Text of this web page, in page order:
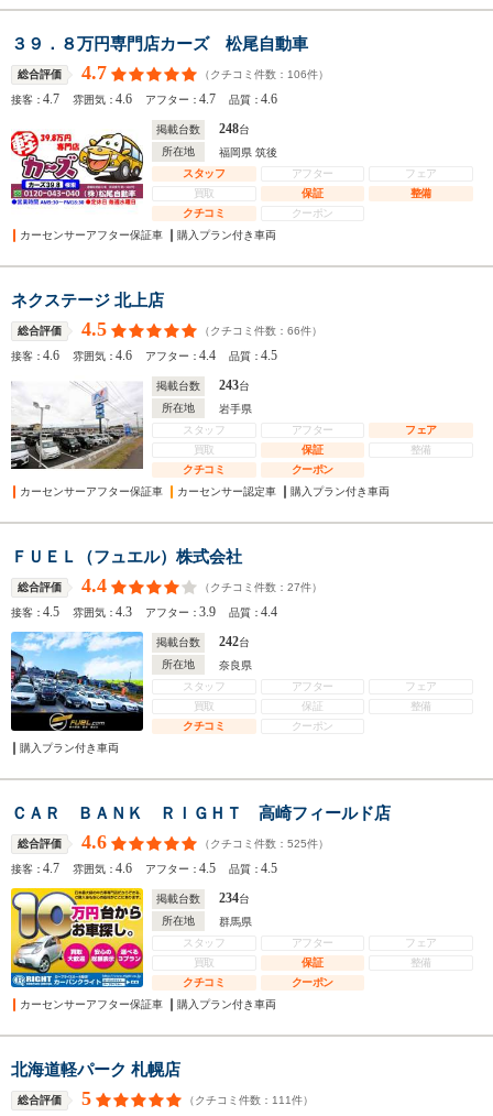
３９．８万円専門店カーズ 松尾自動車
総合評価 4.7 （クチコミ件数： 106件）
接客：4.7 雰囲気：4.6 アフター：4.7 品質：4.6
掲載台数 248台
所在地
福岡県 筑後
スタッフ
アフター
フェア
買取
保証
整備
クチコミ
クーポン
カーセンサーアフター保証車
購入プラン付き車両
ネクステージ 北上店
総合評価 4.5 （クチコミ件数： 66件）
接客：4.6 雰囲気：4.6 アフター：4.4 品質：4.5
掲載台数 243台
所在地
岩手県
スタッフ
アフター
フェア
買取
保証
整備
クチコミ
クーポン
カーセンサーアフター保証車
カーセンサー認定車 購入プラン付き車両
ＦＵＥＬ（フュエル）株式会社
総合評価 4.4 （クチコミ件数： 27件）
接客：4.5 雰囲気：4.3 アフター：3.9 品質：4.4
掲載台数 242台
所在地
奈良県
スタッフ
アフター
フェア
買取
保証
整備
クチコミ
クーポン
購入プラン付き車両
ＣＡＲ ＢＡＮＫ ＲＩＧＨＴ 高崎フィールド店
総合評価 4.6 （クチコミ件数： 525件）
接客：4.7 雰囲気：4.6 アフター：4.5 品質：4.5
掲載台数 234台
所在地
群馬県
スタッフ
アフター
フェア
買取
保証
整備
クチコミ
クーポン
カーセンサーアフター保証車
購入プラン付き車両
北海道軽パーク 札幌店
総合評価 5 （クチコミ件数： 111件）